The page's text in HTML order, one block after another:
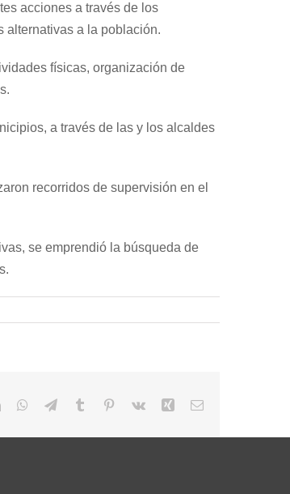
acciones a través de los
alternativas a la población.
físicas, organización de
a través de las y los alcaldes
recorridos de supervisión en el
se emprendió la búsqueda de
LinkedInWhatsApp
TelegramTumblr Pinterest
Vk Xing Email